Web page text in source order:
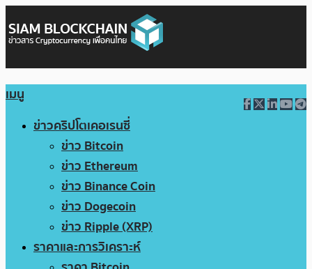
เมนู
ข่าวคริปโตเคอเรนซี่
ข่าว Bitcoin
ข่าว Ethereum
ข่าว Binance Coin
ข่าว Dogecoin
ข่าว Ripple (XRP)
ราคาและการวิเคราะห์